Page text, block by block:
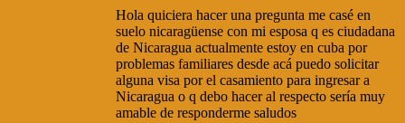
Hola quiciera hacer una pregunta me casé en
suelo nicaragüense con mi esposa q es ciudadana
de Nicaragua actualmente estoy en cuba por
problemas familiares desde acá puedo solicitar
alguna visa por el casamiento para ingresar a
Nicaragua o q debo hacer al respecto sería muy
amable de responderme saludos